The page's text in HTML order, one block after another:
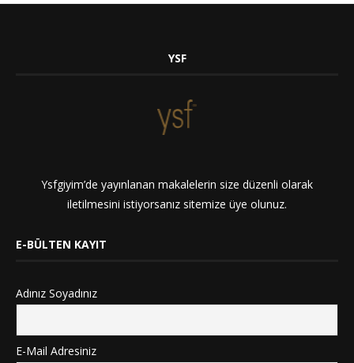
YSF
Ysfgiyim’de yayınlanan makalelerin size düzenli olarak
iletilmesini istiyorsanız sitemize üye olunuz.
E-BÜLTEN KAYIT
Adınız Soyadınız
E-Mail Adresiniz